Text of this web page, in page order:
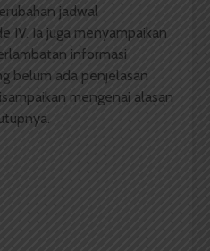
jadwal
IV. Ia juga menyampaikan
informasi
belum ada penjelasan
mengenai alasan